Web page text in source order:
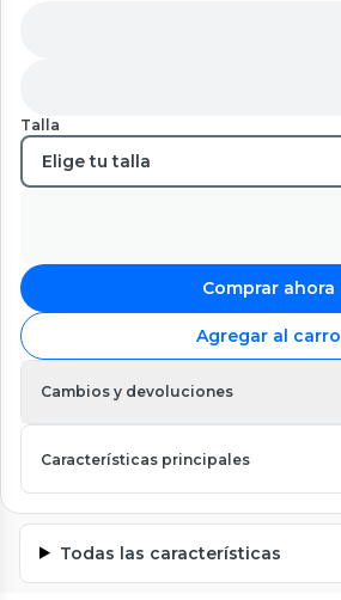
Talla
Comprar ahora
Agregar al carro
Cambios y devoluciones
Características principales
Todas las características